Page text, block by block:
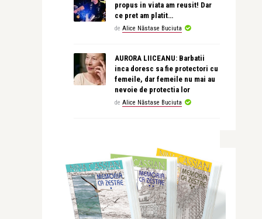
propus in viata am reusit! Dar
ce pret am platit…
de Alice Năstase Buciuta
AURORA LIICEANU: Barbatii
inca doresc sa fie protectori cu
femeile, dar femeile nu mai au
nevoie de protectia lor
de Alice Năstase Buciuta